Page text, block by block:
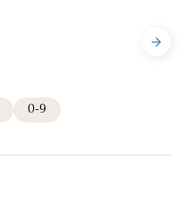
0-9